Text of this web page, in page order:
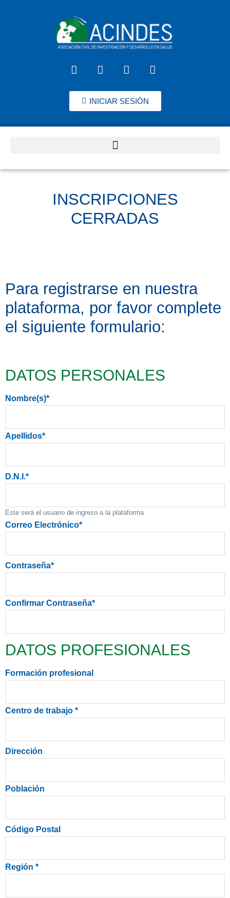
INICIAR SESIÓN
INSCRIPCIONES
CERRADAS
Para registrarse en nuestra
plataforma, por favor complete
el siguiente formulario:
DATOS PERSONALES
Nombre(s)*
Apellidos*
D.N.I.*
Este será el usuario de ingreso a la plataforma
Correo Electrónico*
Contraseña*
Confirmar Contraseña*
DATOS PROFESIONALES
Formación profesional
Centro de trabajo *
Dirección
Población
Código Postal
Región *